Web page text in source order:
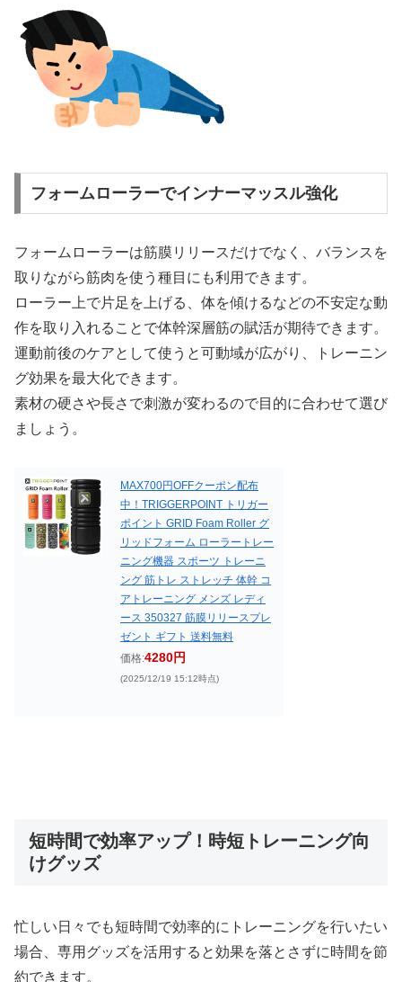
フォームローラーでインナーマッスル強化
フォームローラーは筋膜リリースだけでなく、バランスを
取りながら筋肉を使う種目にも利用できます。
ローラー上で片足を上げる、体を傾けるなどの不安定な動
作を取り入れることで体幹深層筋の賦活が期待できます。
運動前後のケアとして使うと可動域が広がり、トレーニン
グ効果を最大化できます。
素材の硬さや長さで刺激が変わるので目的に合わせて選び
ましょう。
MAX700円OFFクーポン配布
中！TRIGGERPOINT トリガー
ポイント GRID Foam Roller グ
リッドフォーム ローラートレー
ニング機器 スポーツ トレーニ
ング 筋トレ ストレッチ 体幹 コ
アトレーニング メンズ レディ
ース 350327 筋膜リリースプレ
ゼント ギフト 送料無料
価格:4280円
(2025/12/19 15:12時点)
短時間で効率アップ！時短トレーニング向
けグッズ
忙しい日々でも短時間で効率的にトレーニングを行いたい
場合、専用グッズを活用すると効果を落とさずに時間を節
約できます。